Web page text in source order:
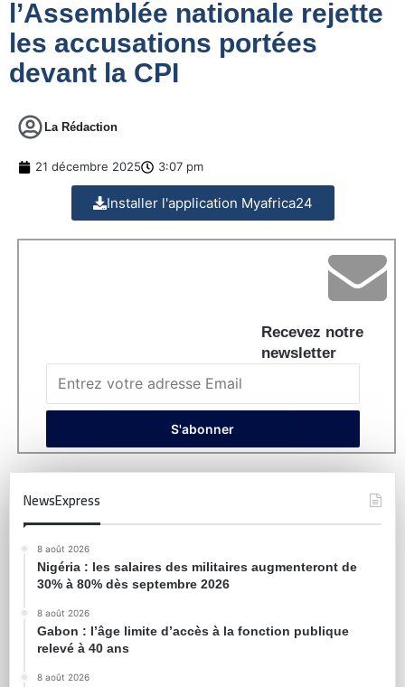
l’Assemblée nationale rejette
les accusations portées
devant la CPI
La Rédaction
21 décembre 2025 3:07 pm
Installer l'application Myafrica24
Recevez notre
newsletter
NewsExpress
8 août 2026
Nigéria : les salaires des militaires augmenteront de
30% à 80% dès septembre 2026
8 août 2026
Gabon : l’âge limite d’accès à la fonction publique
relevé à 40 ans
8 août 2026